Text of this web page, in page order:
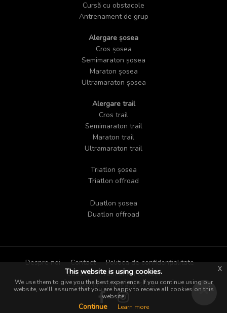
Cursă cu obstacole
Antrenament de grup
Alergare șosea
Cros șosea
Semimaraton șosea
Maraton șosea
Ultramaraton șosea
Alergare trail
Cros trail
Semimaraton trail
Maraton trail
Ultramaraton trail
Triatlon șosea
Triatlon offroad
Duatlon șosea
Duatlon offroad
Despre noi Contact
Politica de confidențialitate
Cookies
Termeni și condiții
Copyright zoomra.ro 2018
This website is using cookies.
We use them to give you the best experience. If you continue using our
website, we'll assume that you are happy to receive all cookies on this
website.
Continue Learn more
x